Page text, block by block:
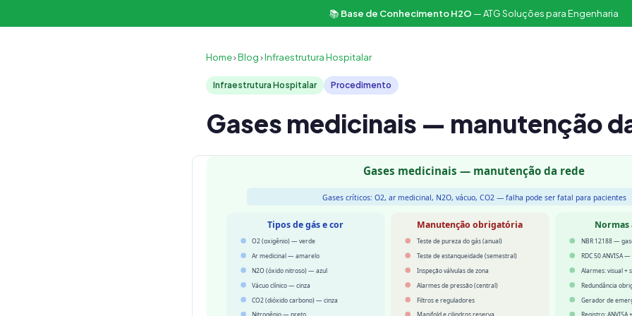
📚Base de Conhecimento H2O — ATG Soluções para Engenharia
Home›Blog›Infraestrutura Hospitalar
Infraestrutura Hospitalar Procedimento
Gases medicinais — manutenção